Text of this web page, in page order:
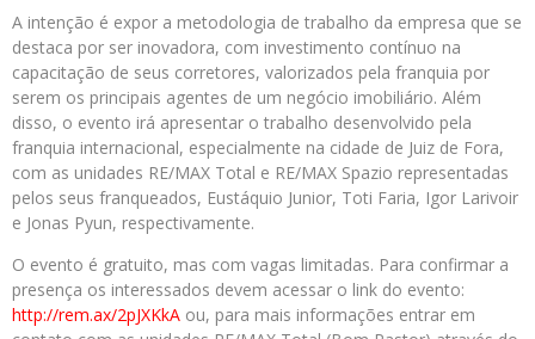
A intenção é expor a metodologia de trabalho da empresa que se
destaca por ser inovadora, com investimento contínuo na
capacitação de seus corretores, valorizados pela franquia por
serem os principais agentes de um negócio imobiliário. Além
disso, o evento irá apresentar o trabalho desenvolvido pela
franquia internacional, especialmente na cidade de Juiz de Fora,
com as unidades RE/MAX Total e RE/MAX Spazio representadas
pelos seus franqueados, Eustáquio Junior, Toti Faria, Igor Larivoir
e Jonas Pyun, respectivamente.
O evento é gratuito, mas com vagas limitadas. Para confirmar a
presença os interessados devem acessar o link do evento:
http://rem.ax/2pJXKkA ou, para mais informações entrar em